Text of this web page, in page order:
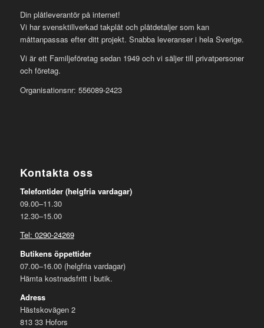
Din plåtleverantör på internet!
Vi har svensktillverkad takplåt och plåtdetaljer som kan
måttanpassas efter ditt projekt. Snabba leveranser i hela Sverige.
Vi är ett Familjeföretag sedan 1949 och vi säljer till privatpersoner
och företag.
Organisationsnr: 556089-2423
Kontakta oss
Telefontider (helgfria vardagar)
09.00–11.30
12.30–15.00
Tel: 0290-24269
Butikens öppettider
07.00–16.00 (helgfria vardagar)
Hämta kostnadsfritt i butik.
Adress
Hästskovägen 2
813 33 Hofors